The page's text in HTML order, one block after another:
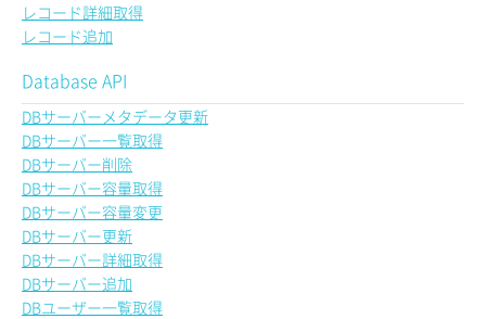
レコード詳細取得
レコード追加
Database API
DBサーバーメタデータ更新
DBサーバー一覧取得
DBサーバー削除
DBサーバー容量取得
DBサーバー容量変更
DBサーバー更新
DBサーバー詳細取得
DBサーバー追加
DBユーザー一覧取得